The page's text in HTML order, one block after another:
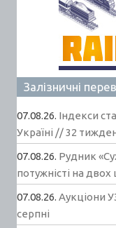
Залізничні
07.08.26. Індекси
Україні // 32
07.08.26. Рудник
потужністі на двох
07.08.26. Аукціони
серпні